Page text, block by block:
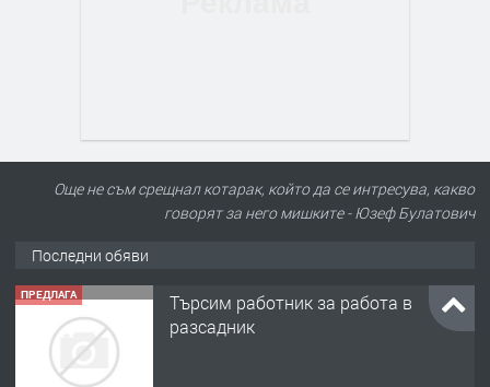
Още не съм срещнал котарак, който да се интресува, какво
говорят за него мишките - Юзеф Булатович
Последни обяви
ПРЕДЛАГА
Търсим работник за работа в
разсадник